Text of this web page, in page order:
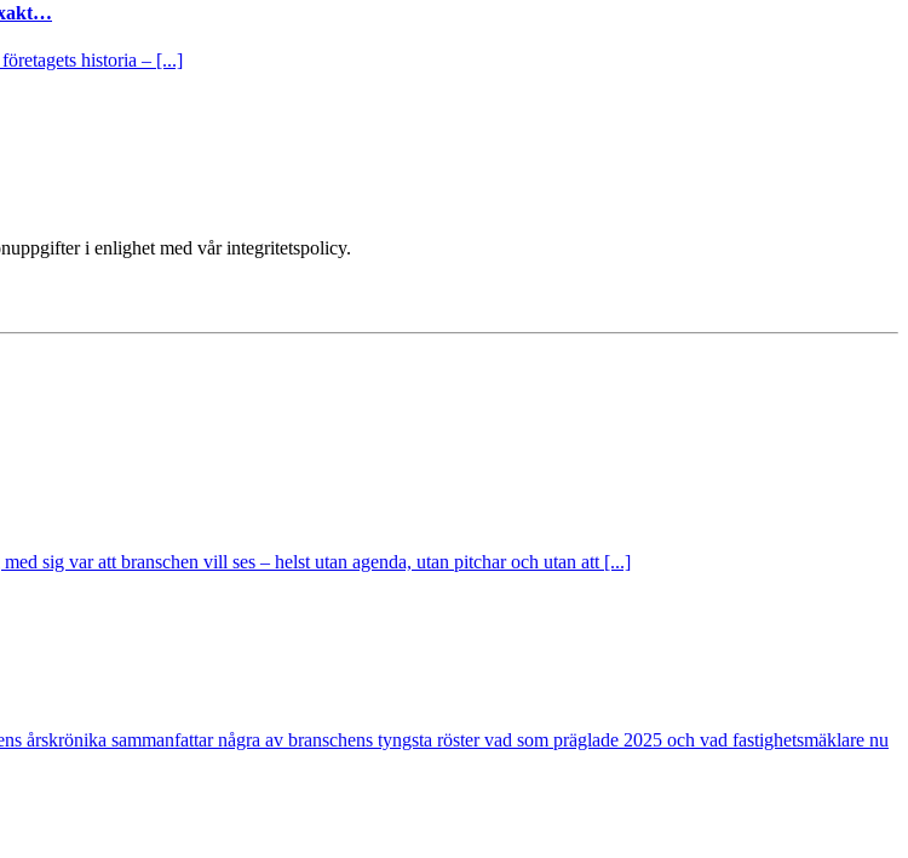
historia – [...]
i enlighet med vår integritetspolicy.
sig var att branschen vill ses – helst utan agenda, utan pitchar och utan att [...]
sammanfattar några av branschens tyngsta röster vad som präglade 2025 och vad fastighetsmäklare nu